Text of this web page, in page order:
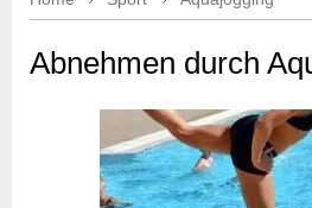
Abnehmen durch